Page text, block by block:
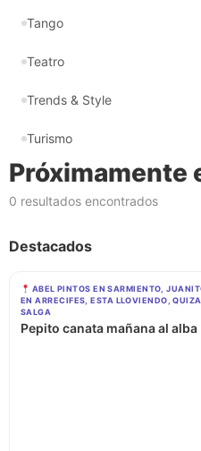
Tango
Teatro
Trends & Style
Turismo
Próximamente
0 resultados encontrados
Destacados
ABEL PINTOS EN SARMIENTO,
EN ARRECIFES, ESTA LLOVIENDO,
SALGA
Pepito canata mañana al alba